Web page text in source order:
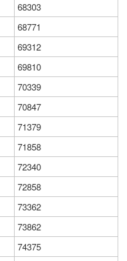
68303
68771
69312
69810
70339
70847
71379
71858
72340
72858
73362
73862
74375